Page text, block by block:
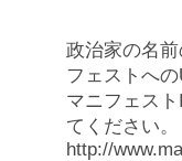
政治家の名
フェストへの
マニフェス
てください。
http://